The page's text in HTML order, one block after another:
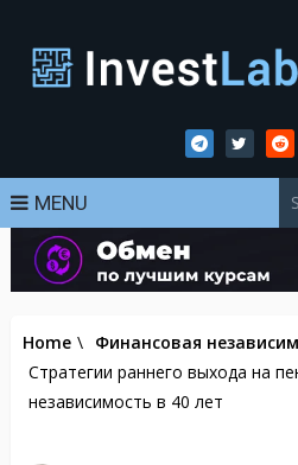
MENU
Home \ Финансовая
Стратегии раннего выхода на
независимость в 40 лет